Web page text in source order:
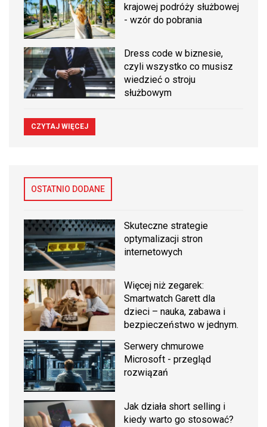
krajowej podróży służbowej
- wzór do pobrania
Dress code w biznesie,
czyli wszystko co musisz
wiedzieć o stroju
służbowym
CZYTAJ WIĘCEJ
OSTATNIO DODANE
Skuteczne strategie
optymalizacji stron
internetowych
Więcej niż zegarek:
Smartwatch Garett dla
dzieci – nauka, zabawa i
bezpieczeństwo w jednym.
Serwery chmurowe
Microsoft - przegląd
rozwiązań
Jak działa short selling i
kiedy warto go stosować?